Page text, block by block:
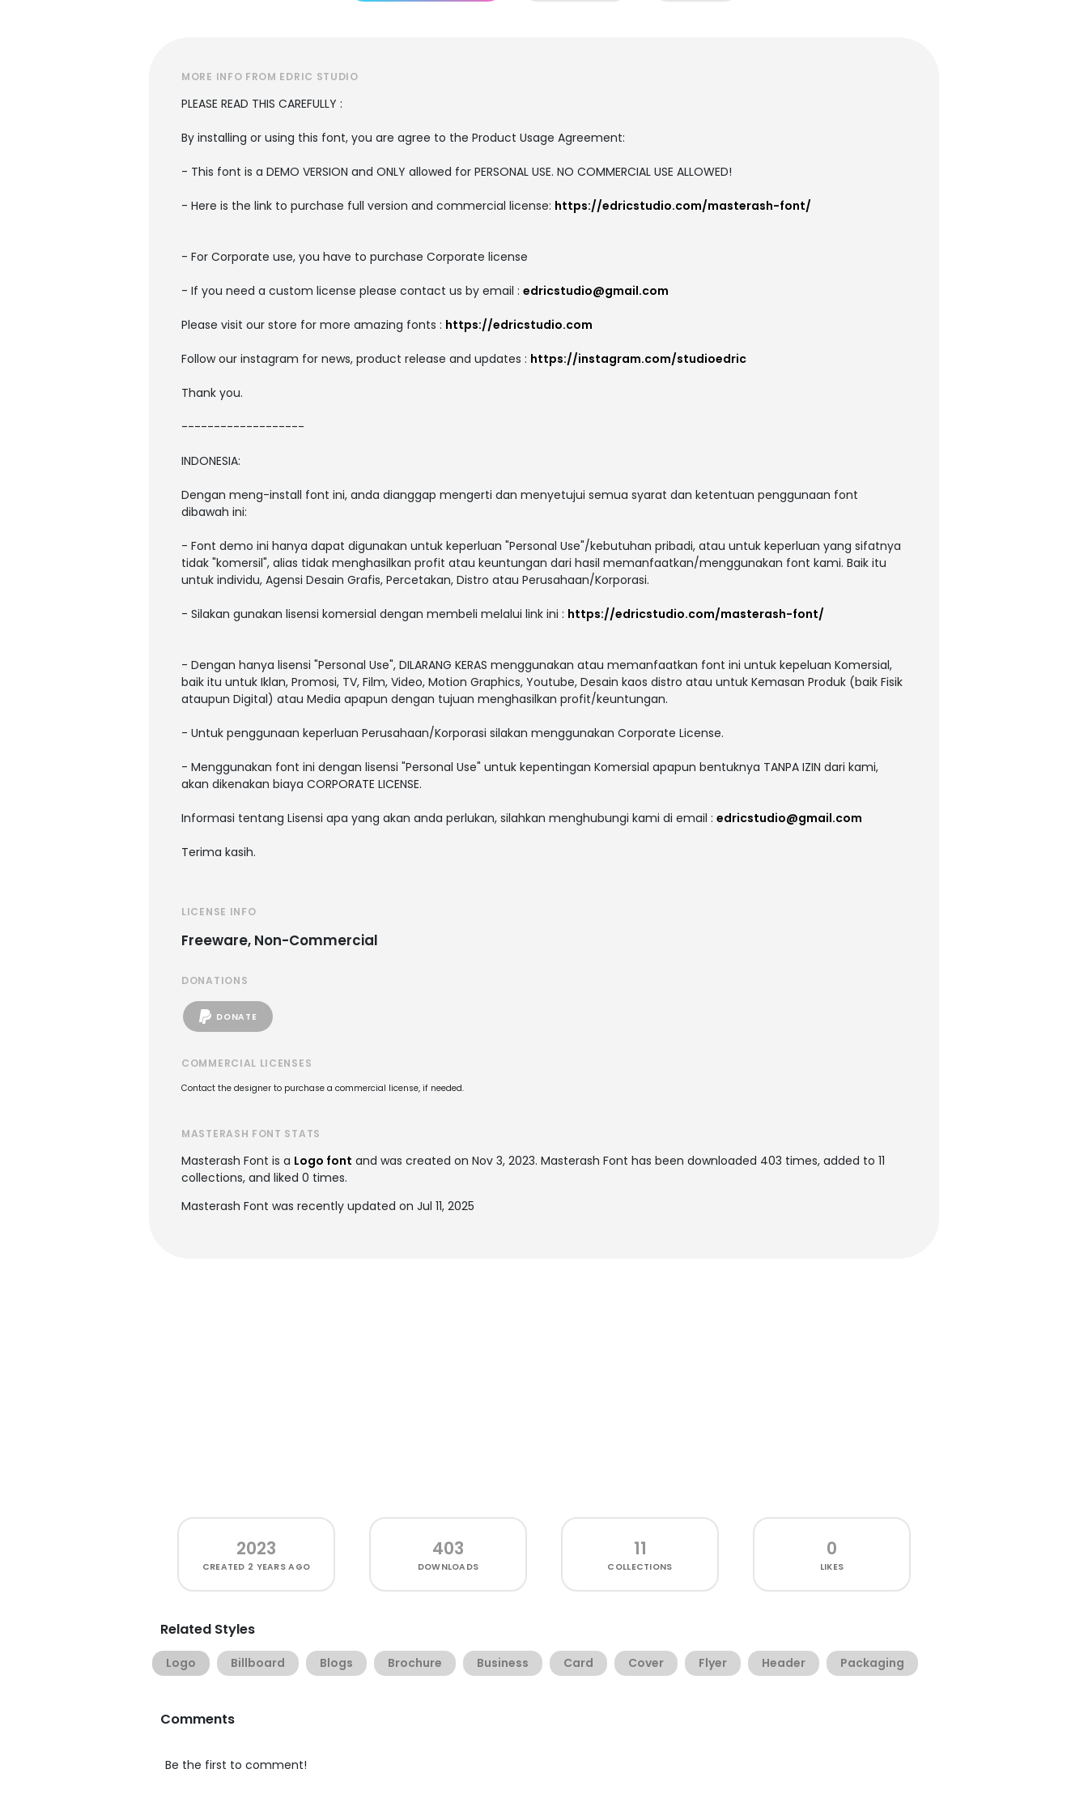
MORE INFO FROM EDRIC STUDIO
PLEASE READ THIS CAREFULLY :
By installing or using this font, you are agree to the Product Usage Agreement:
- This font is a DEMO VERSION and ONLY allowed for PERSONAL USE. NO COMMERCIAL USE ALLOWED!
- Here is the link to purchase full version and commercial license: https://edricstudio.com/masterash-font/
- For Corporate use, you have to purchase Corporate license
- If you need a custom license please contact us by email : edricstudio@gmail.com
Please visit our store for more amazing fonts : https://edricstudio.com
Follow our instagram for news, product release and updates : https://instagram.com/studioedric
Thank you.
-------------------
INDONESIA:
Dengan meng-install font ini, anda dianggap mengerti dan menyetujui semua syarat dan ketentuan penggunaan font
dibawah ini:
- Font demo ini hanya dapat digunakan untuk keperluan "Personal Use"/kebutuhan pribadi, atau untuk keperluan yang sifatnya
tidak "komersil", alias tidak menghasilkan profit atau keuntungan dari hasil memanfaatkan/menggunakan font kami. Baik itu
untuk individu, Agensi Desain Grafis, Percetakan, Distro atau Perusahaan/Korporasi.
- Silakan gunakan lisensi komersial dengan membeli melalui link ini : https://edricstudio.com/masterash-font/
- Dengan hanya lisensi "Personal Use", DILARANG KERAS menggunakan atau memanfaatkan font ini untuk kepeluan Komersial,
baik itu untuk Iklan, Promosi, TV, Film, Video, Motion Graphics, Youtube, Desain kaos distro atau untuk Kemasan Produk (baik Fisik
ataupun Digital) atau Media apapun dengan tujuan menghasilkan profit/keuntungan.
- Untuk penggunaan keperluan Perusahaan/Korporasi silakan menggunakan Corporate License.
- Menggunakan font ini dengan lisensi "Personal Use" untuk kepentingan Komersial apapun bentuknya TANPA IZIN dari kami,
akan dikenakan biaya CORPORATE LICENSE.
Informasi tentang Lisensi apa yang akan anda perlukan, silahkan menghubungi kami di email : edricstudio@gmail.com
Terima kasih.
LICENSE INFO
Freeware, Non-Commercial
DONATIONS
DONATE
COMMERCIAL LICENSES
Contact the designer to purchase a commercial license, if needed.
MASTERASH FONT STATS
Masterash Font is a Logo font and was created on Nov 3, 2023. Masterash Font has been downloaded 403 times, added to 11
collections, and liked 0 times.
Masterash Font was recently updated on Jul 11, 2025
2023
CREATED 2 YEARS AGO
403
DOWNLOADS
11
COLLECTIONS
0
LIKES
Related Styles
Logo Billboard Blogs Brochure Business Card Cover Flyer Header Packaging
Comments
Be the first to comment!